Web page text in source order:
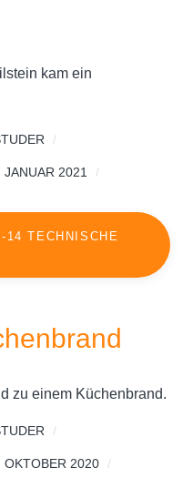
kam ein
2021
TECHNISCHE
zu einem Küchenbrand.
OKTOBER 2020